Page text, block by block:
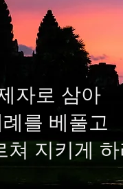
자로 삼아
를 베풀고
쳐 지키게